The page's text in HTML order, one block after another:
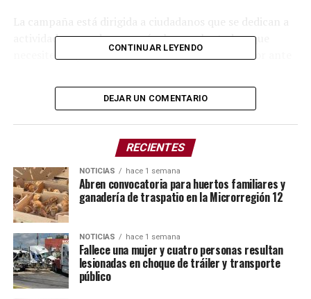
La campaña está dirigida a ciudadanos que se dedican a
actividades ganaderas o apícolas en el estado y que
necesiten registrar o refrendar su fierro marcador ante
Requisitos para registro por primera vez:
Identificación oficial (INE)
Comprobante de domicilio
Tres propuestas de diseño de fierro marcador
Requisitos para refrendo:
Identificación oficial (INE)
CURP
CONTINUAR LEYENDO
DEJAR UN COMENTARIO
RECIENTES
NOTICIAS hace 1 semana
Abren convocatoria para huertos familiares y
ganadería de traspatio en la Microrregión 12
NOTICIAS hace 1 semana
Fallece una mujer y cuatro personas resultan
lesionadas en choque de tráiler y transporte
público